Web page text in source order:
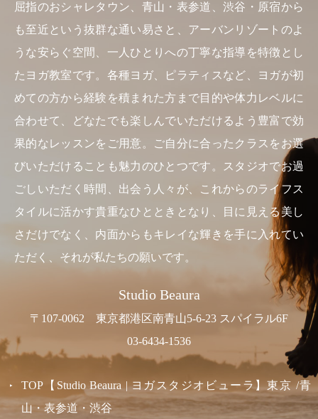
屈指のおシャレタウン、青山・表参道、渋谷・原宿から
も至近という抜群な通い易さと、アーバンリゾートのよ
うな安らぐ空間、一人ひとりへの丁寧な指導を特徴とし
たヨガ教室です。各種ヨガ、ピラティスなど、ヨガが初
めての方から経験を積まれた方まで目的や体力レベルに
合わせて、どなたでも楽しんでいただけるよう豊富で効
果的なレッスンをご用意。ご自分に合ったクラスをお選
びいただけることも魅力のひとつです。スタジオでお過
ごしいただく時間、出会う人々が、これからのライフス
タイルに活かす貴重なひとときとなり、目に見える美し
さだけでなく、内面からもキレイな輝きを手に入れてい
ただく、それが私たちの願いです。
Studio Beaura
〒107-0062 東京都港区南青山5-6-23 スパイラル6F
03-6434-1536
TOP【Studio Beaura | ヨガスタジオビューラ】東京 /青
山・表参道・渋谷